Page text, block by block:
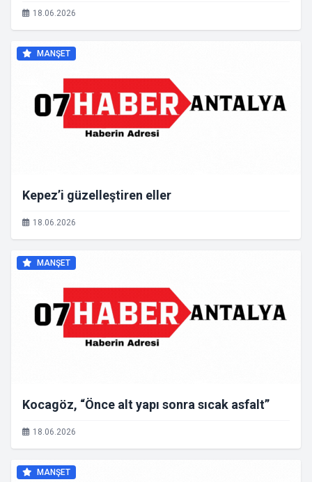
18.06.2026
MANŞET
Kepez’i güzelleştiren eller
18.06.2026
MANŞET
Kocagöz, “Önce alt yapı sonra sıcak asfalt”
18.06.2026
MANŞET